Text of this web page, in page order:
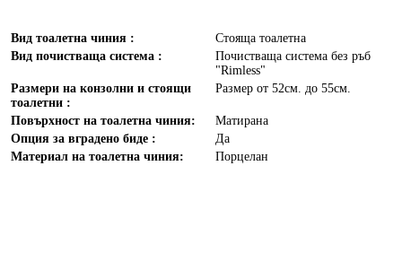
Вид тоалетна чиния :
Стояща тоалетна
Вид почистваща система :
Почистваща система без ръб
"Rimless"
Размери на конзолни и стоящи
тоалетни :
Размер от 52см. до 55см.
Повърхност на тоалетна чиния:
Матирана
Опция за вградено биде :
Да
Материал на тоалетна чиния:
Порцелан